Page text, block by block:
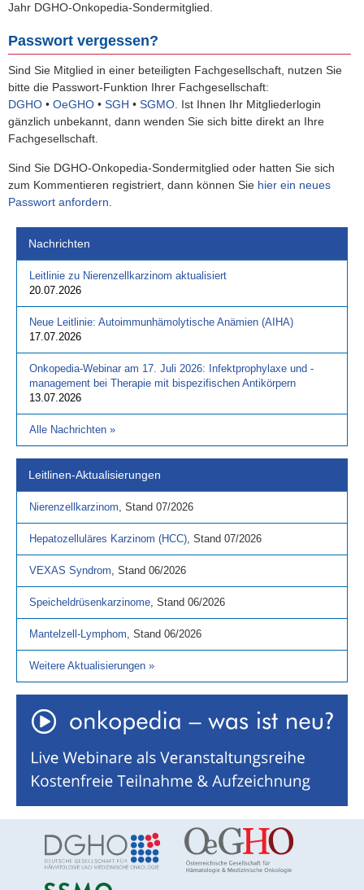
Jahr DGHO-Onkopedia-Sondermitglied.
Passwort vergessen?
Sind Sie Mitglied in einer beteiligten Fachgesellschaft, nutzen Sie
bitte die Passwort-Funktion Ihrer Fachgesellschaft:
DGHO • OeGHO • SGH • SGMO Ist Ihnen Ihr Mitgliederlogin
gänzlich unbekannt, dann wenden Sie sich bitte direkt an Ihre
Fachgesellschaft.
Sind Sie DGHO-Onkopedia-Sondermitglied oder hatten Sie sich
zum Kommentieren registriert, dann können Sie hier ein neues
Passwort anfordern
Nachrichten
Leitlinie zu Nierenzellkarzinom aktualisiert
20.07.2026
Neue Leitlinie: Autoimmunhämolytische Anämien (AIHA)
17.07.2026
Onkopedia-Webinar am 17. Juli 2026: Infektprophylaxe und -
management bei Therapie mit bispezifischen Antikörpern
13.07.2026
Alle Nachrichten »
Leitlinen-Aktualisierungen
Nierenzellkarzinom, Stand 07/2026
Hepatozelluläres Karzinom (HCC), Stand 07/2026
VEXAS Syndrom, Stand 06/2026
Speicheldrüsenkarzinome, Stand 06/2026
Mantelzell-Lymphom, Stand 06/2026
Weitere Aktualisierungen »